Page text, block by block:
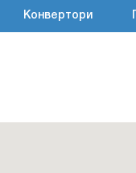
Конвертори